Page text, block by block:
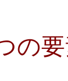
の